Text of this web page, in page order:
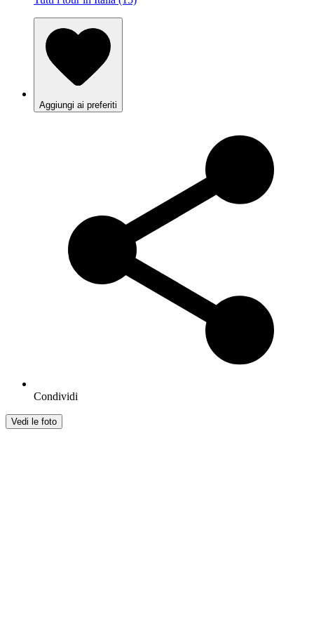
Aggiungi ai preferiti
Condividi
Vedi le foto